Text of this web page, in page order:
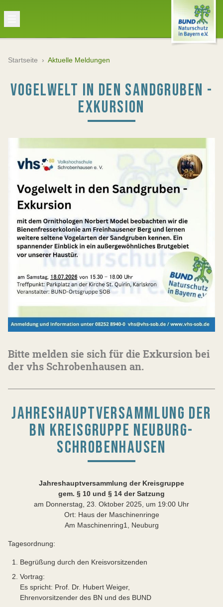
Startseite › Aktuelle Meldungen
VOGELWELT IN DEN SANDGRUBEN -
EXKURSION
Bitte melden sie sich für die Exkursion bei
der vhs Schrobenhausen an.
JAHRESHAUPTVERSAMMLUNG DER
BN KREISGRUPPE NEUBURG-
SCHROBENHAUSEN
Jahreshauptversammlung der Kreisgruppe
gem. § 10 und § 14 der Satzung
am Donnerstag, 23. Oktober 2025, um 19:00 Uhr
Ort: Haus der Maschinenringe
Am Maschinenring1, Neuburg
Tagesordnung:
Begrüßung durch den Kreisvorsitzenden
Vortrag:
Es spricht: Prof. Dr. Hubert Weiger,
Ehrenvorsitzender des BN und des BUND